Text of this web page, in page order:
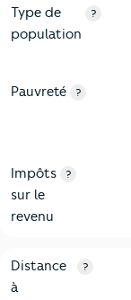
Type de
population
?
Pauvreté ?
Impôts
sur le
revenu
?
3-Critères Marcs
Distance
à
?